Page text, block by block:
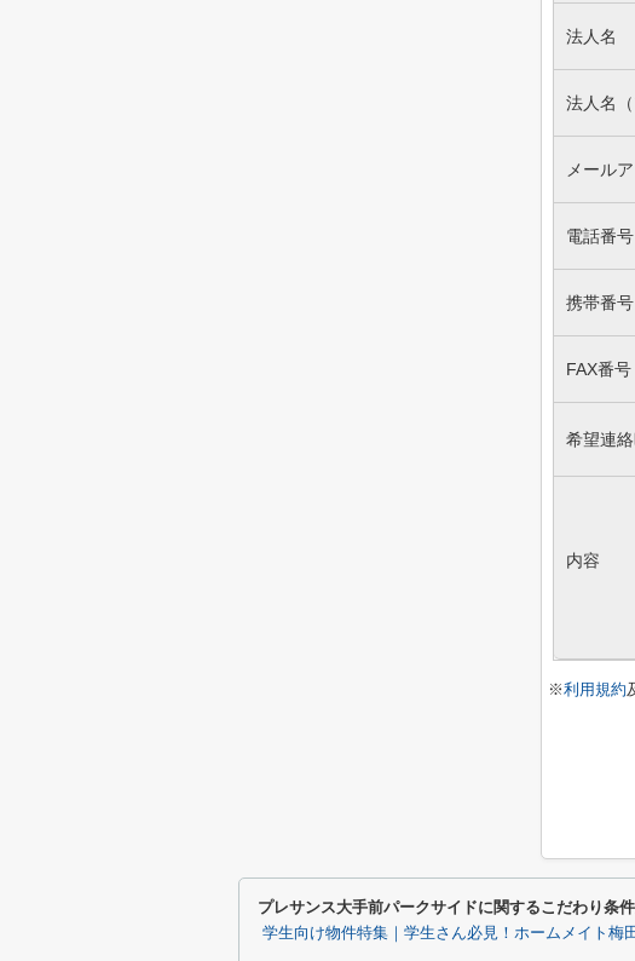
法人名
法人名（
メール
電話番号
携帯番号
FAX番号
希望連
内容
※利用規約
プレサンス大手前パークサイドに関するこだわり条
学生向け物件特集｜学生さん必見！ホームメイト梅